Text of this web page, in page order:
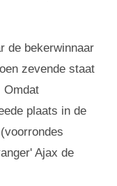
de bekerwinnaar
zevende staat
Omdat
plaats in de
Ajax de